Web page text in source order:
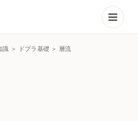
＞ ドプラ基礎 ＞ 層流